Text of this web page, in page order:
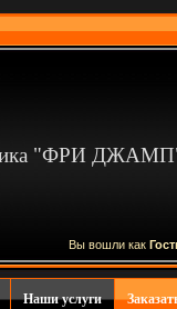
"ФРИ ДЖАМП"
Вы вошли как
Наши услуги